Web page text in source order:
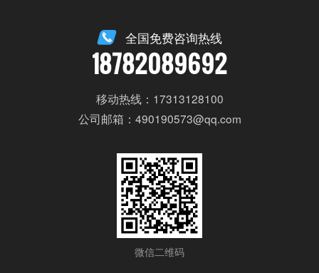
全国免费咨询热线
18782089692
移动热线：17313128100
公司邮箱：490190573@qq.com
微信二维码